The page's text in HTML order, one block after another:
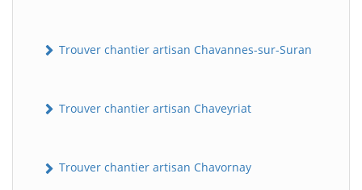
Trouver chantier artisan Chavannes-sur-Suran
Trouver chantier artisan Chaveyriat
Trouver chantier artisan Chavornay